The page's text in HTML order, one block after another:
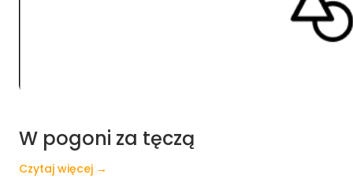
W pogoni za tęczą
Czytaj więcej →